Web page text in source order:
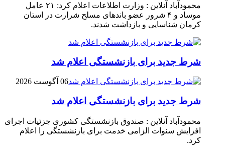
محمودآباد آنلاین : وزارت اطلاعات اعلام کرد: ۲۱ عامل
موساد و ۴ شرور عضو باند‌های مسلح شرارت در استان
کرمان شناسایی و بازداشت شدند.
شرط جدید برای بازنشستگی اعلام شد
06 آگوست 2026
شرط جدید برای بازنشستگی اعلام شد
محمودآباد آنلاین : صندوق بازنشستگی کشوری جزئیات اجرای
افزایش سنوات الزامی خدمت برای بازنشستگی را اعلام
کرد.